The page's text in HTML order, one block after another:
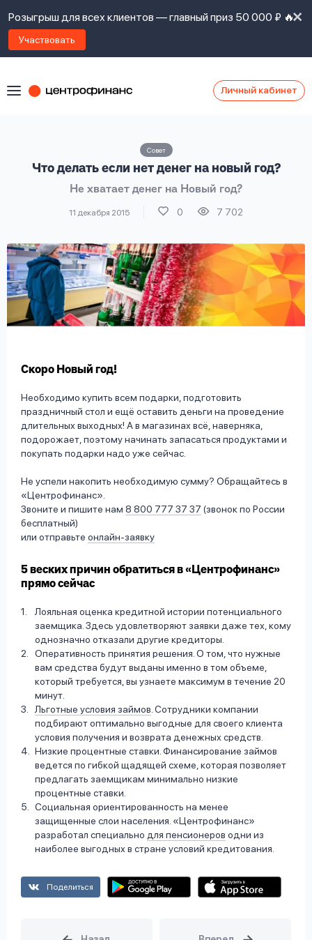
Розыгрыш для всех клиентов — главный приз 50 000 ₽ 🔥
Участвовать
Личный кабинет
Совет
Что делать если нет денег на новый год?
Не хватает денег на Новый год?
11 декабря 2015 0 7 702
Скоро Новый год!
Необходимо купить всем подарки, подготовить
праздничный стол и ещё оставить деньги на проведение
длительных выходных! А в магазинах всё, наверняка,
подорожает, поэтому начинать запасаться продуктами и
покупать подарки надо уже сейчас.
Не успели накопить необходимую сумму? Обращайтесь в
«Центрофинанс».
Звоните и пишите нам 8 800 777 37 37 (звонок по России
бесплатный)
или отправьте онлайн-заявку
5 веских причин обратиться в «Центрофинанс»
прямо сейчас
Лояльная оценка кредитной истории потенциального
заемщика. Здесь удовлетворяют заявки даже тех, кому
однозначно отказали другие кредиторы.
Оперативность принятия решения. О том, что нужные
вам средства будут выданы именно в том объеме,
который требуется, вы узнаете максимум в течение 20
минут.
Льготные условия займов. Сотрудники компании
подбирают оптимально выгодные для своего клиента
условия получения и возврата денежных средств.
Низкие процентные ставки. Финансирование займов
ведется по гибкой щадящей схеме, которая позволяет
предлагать заемщикам минимально низкие
процентные ставки.
Социальная ориентированность на менее
защищенные слои населения. «Центрофинанс»
разработал специально для пенсионеров одни из
наиболее выгодных в стране условий кредитования.
Поделиться
Оформить заявку
Войти под другим номером
Наши
Задать
вопрос
Ответы
вопросы
с
правилами
займов
даю
согласие
обработку
личных
данных